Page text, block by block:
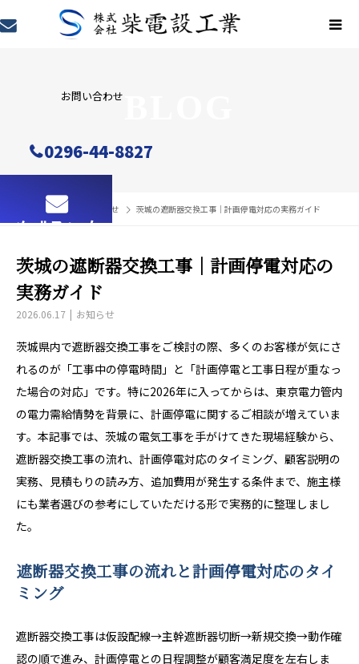
お問い合わせ
0296-44-8827
メールフォーム
ブログ お知らせ 茨城の遮断器交換工事｜計画停電対応の実務ガイド
茨城の遮断器交換工事｜計画停電対応の
実務ガイド
2026.06.17 お知らせ
茨城県内で遮断器交換工事をご検討の際、多くのお客様が気にさ
れるのが「工事中の停電時間」と「計画停電と工事日程が重なっ
た場合の対応」です。特に2026年に入ってからは、東京電力管内
の電力需給情勢を背景に、計画停電に関するご相談が増えていま
す。本記事では、茨城の電気工事を手がけてきた現場経験から、
遮断器交換工事の流れ、計画停電対応のタイミング、顧客説明の
実務、見積もりの読み方、追加費用が発生する条件まで、施主様
にも業者選びの参考にしていただける形で実務的に整理しまし
た。
遮断器交換工事の流れと計画停電対応のタイ
ミング
遮断器交換工事は仮設配線→主幹遮断器切断→新規交換→動作確
認の順で進み、計画停電との日程調整が顧客満足度を左右しま